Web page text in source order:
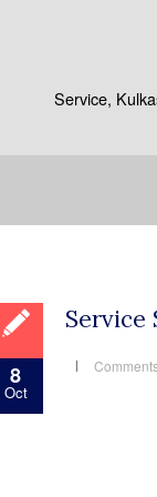
Service,
8
Oct
Service